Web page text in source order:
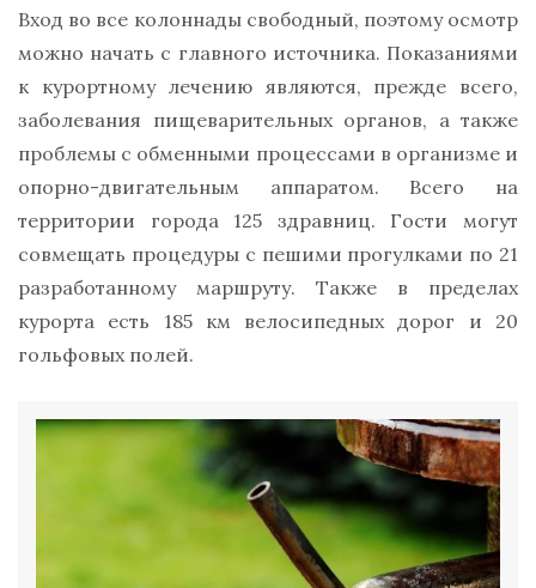
Вход во все колоннады свободный, поэтому осмотр
можно начать с главного источника. Показаниями
к курортному лечению являются, прежде всего,
заболевания пищеварительных органов, а также
проблемы с обменными процессами в организме и
опорно-двигательным аппаратом. Всего на
территории города 125 здравниц. Гости могут
совмещать процедуры с пешими прогулками по 21
разработанному маршруту. Также в пределах
курорта есть 185 км велосипедных дорог и 20
гольфовых полей.